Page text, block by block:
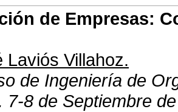
de Empresas:
Laviós Villahoz.
de Ingeniería de
7-8 de Septiembre